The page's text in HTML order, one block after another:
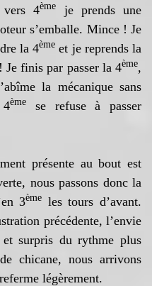
4ème
je prends une
s’emballe. Mince ! Je
la 4ème et je reprends la
finis par passer la 4ème,
la mécanique sans
4ème
se refuse à passer
présente au bout est
nous passons donc la
3ème les tours d’avant.
précédente, l’envie
surpris du rythme plus
chicane, nous arrivons
légèrement.